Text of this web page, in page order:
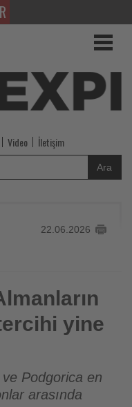
Video İletişim
Ara
22.06.2026
yine
yine
Podgorica en
arasında